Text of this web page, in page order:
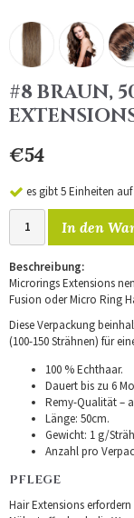
#8 BRAUN,
€54
es gibt 5 Einheiten
In den
Beschreibung:
Microrings Extensions
Fusion oder Micro Ring
Diese Verpackung
(100-150 Strähnen) für
100 % Echthaar.
Dauert bis zu 6
Remy-Qualität –
Länge: 50cm.
Gewicht: 1 g/
Anzahl pro
PFLEGE
Hair Extensions